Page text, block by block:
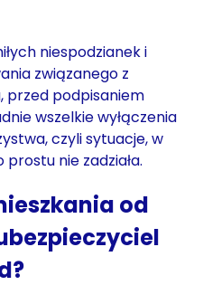
niespodzianek i
związanego z
przed podpisaniem
wszelkie wyłączenia
czyli sytuacje, w
nie zadziała.
od